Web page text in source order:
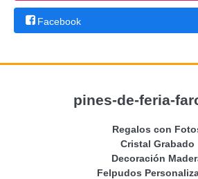
Facebook
pines-de-feria-
Regalos con
Cristal Grabado
Decoración
Felpudos